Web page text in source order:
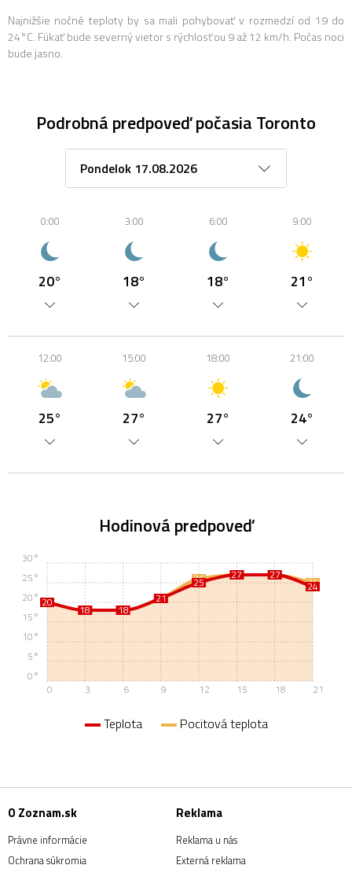
Najnižšie nočné teploty by sa mali pohybovať v rozmedzí od 19 do
24°C. Fúkať bude severný vietor s rýchlosťou 9 až 12 km/h. Počas noci
bude jasno.
Podrobná predpoveď počasia Toronto
0:00
20°
3:00
18°
6:00
18°
9:00
21°
12:00
25°
15:00
27°
18:00
27°
21:00
24°
Hodinová predpoveď
20
18 18
21
26 27 27
25
20
18 18
21
25
27 27
24
0 3 6 9 12 15 18 21
0°
5°
10°
15°
20°
25°
30°
Teplota Pocitová teplota
O Zoznam.sk
Právne informácie
Ochrana súkromia
Reklama
Reklama u nás
Externá reklama